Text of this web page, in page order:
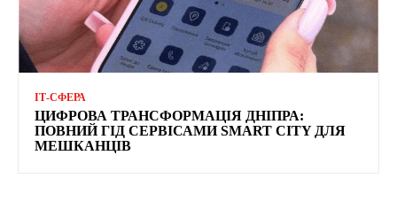
ІТ-СФЕРА
ЦИФРОВА ТРАНСФОРМАЦІЯ ДНІПРА:
ПОВНИЙ ГІД СЕРВІСАМИ SMART CITY ДЛЯ
МЕШКАНЦІВ